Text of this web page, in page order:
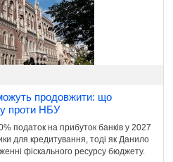
продовжити: що
проти НБУ
податок на прибуток банків у 2027
для кредитування, тоді як Данило
фіскального ресурсу бюджету.